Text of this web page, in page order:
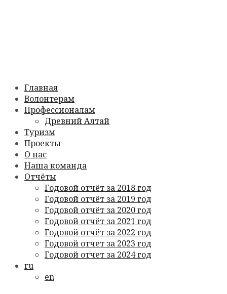
Главная
Волонтерам
Профессионалам
Древний Алтай
Туризм
Проекты
О нас
Наша команда
Отчёты
Годовой отчёт за 2018 год
Годовой отчёт за 2019 год
Годовой отчёт за 2020 год
Годовой отчёт за 2021 год
Годовой отчёт за 2022 год
Годовой отчет за 2023 год
Годовой отчет за 2024 год
ru
en